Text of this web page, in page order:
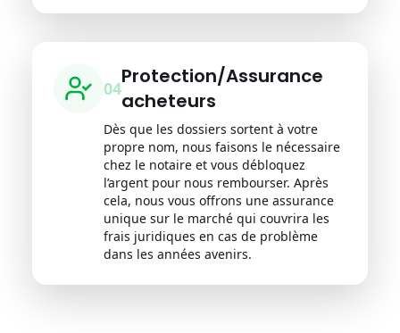
04Protection/Assurance
acheteurs
Dès que les dossiers sortent à votre
propre nom, nous faisons le nécessaire
chez le notaire et vous débloquez
l’argent pour nous rembourser. Après
cela, nous vous offrons une assurance
unique sur le marché qui couvrira les
frais juridiques en cas de problème
dans les années avenirs.